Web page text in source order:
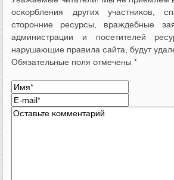
оскорбления других
сторонние ресурсы, враждебные
администрации и посетителей
нарушающие правила сайта, будут
Обязательные поля отмечены *